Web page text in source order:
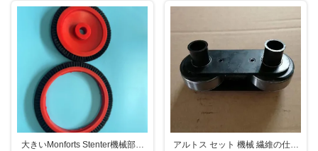
大きいMonforts Stenter機械部品
アルトス セット 機械 繊維の仕上